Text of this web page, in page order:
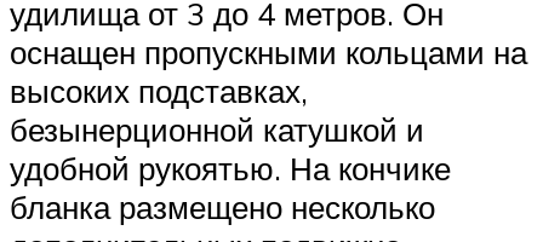
удилища от 3 до 4 метров. Он
оснащен пропускными кольцами на
высоких подставках,
безынерционной катушкой и
удобной рукоятью. На кончике
бланка размещено несколько